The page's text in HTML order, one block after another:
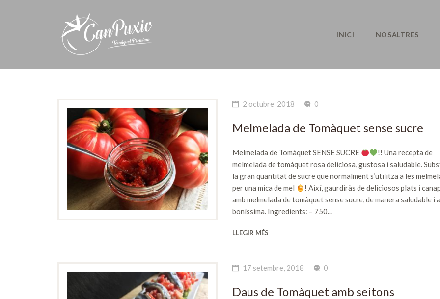
INICI NOSALTRES
2 octubre, 2018 0
Melmelada de Tomàquet sense sucre
Melmelada de Tomàquet SENSE SUCRE
!! Una recepta de
melmelada de tomàquet rosa deliciosa, gustosa i saludable.
la gran quantitat de sucre que normalment s’utilitza a les
per una mica de mel
! Així, gaurdiràs de deliciosos plats i
amb melmelada de tomàquet sense sucre, de manera saludable i
boníssima. Ingredients: – 750...
LLEGIR MÉS
17 setembre, 2018 0
Daus de Tomàquet amb seitons